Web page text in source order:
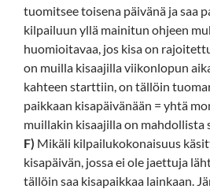
tuomitsee toisena päivänä ja saa
kilpailuun yllä mainitun ohjeen
huomioitavaa, jos kisa on
on muilla kisaajilla viikonlopun
kahteen starttiin, on tällöin
paikkaan kisapäivänään = yhtä
muillakin kisaajilla on mahdollista
F) Mikäli kilpailukokonaisuus
kisapäivän, jossa ei ole jaettuja
tällöin saa kisapaikkaa lainkaan.